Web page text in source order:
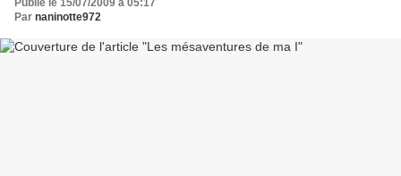
Publié le 15/07/2009 à 05:17
Par naninotte972